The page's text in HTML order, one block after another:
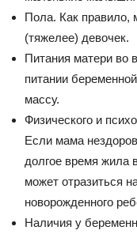
Пола. Как правило,
(тяжелее) девочек.
Питания матери во
питании
массу.
Физического и
Если мама
долгое время жила
может отразиться
новорожденного
Наличия у